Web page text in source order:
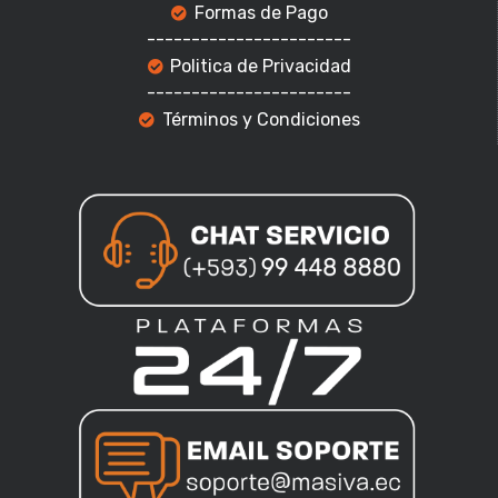
Formas de Pago
-----------------------
Politica de Privacidad
-----------------------
Términos y Condiciones